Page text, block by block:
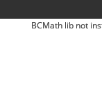
BCMath lib not